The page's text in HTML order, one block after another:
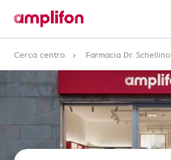
Cerca centro
Farmacia Dr. Schellino